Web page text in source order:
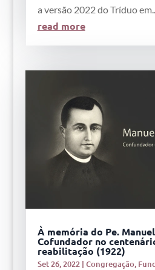
a versão 2022 do Tríduo
read more
À memória do Pe.
Cofundador no
reabilitação (1922)
Set 26, 2022| Congregação,